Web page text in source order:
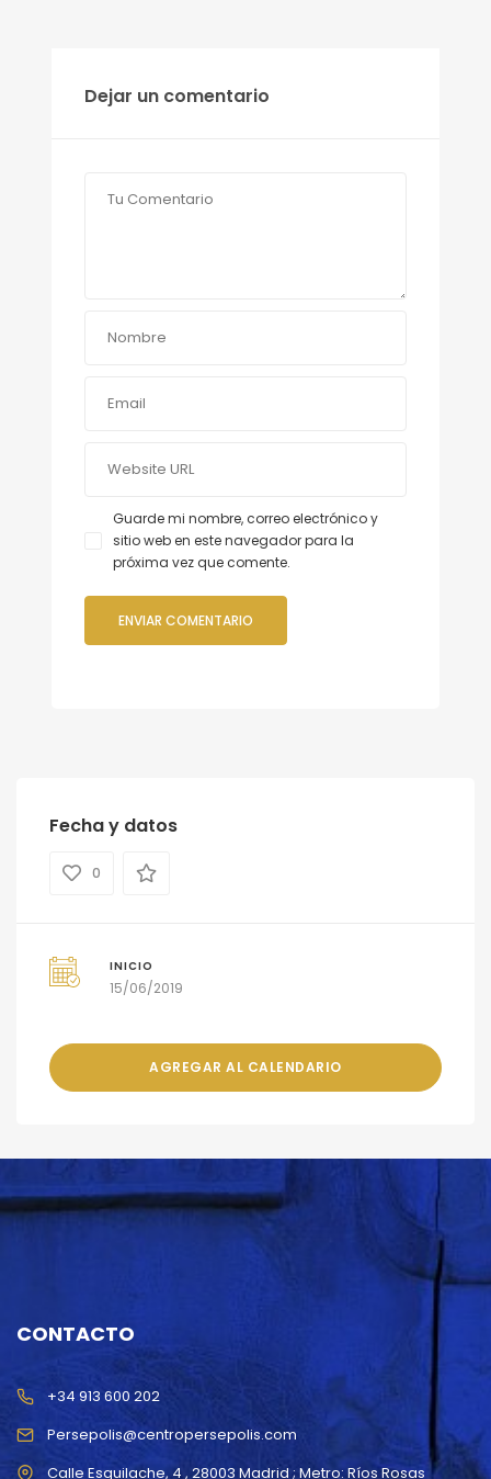
Dejar un comentario
Guarde mi nombre, correo electrónico y
sitio web en este navegador para la
próxima vez que comente.
Fecha y datos
0
INICIO
15/06/2019
AGREGAR AL CALENDARIO
CONTACTO
Persepolis@centropersepolis.com
+34 913 600 202